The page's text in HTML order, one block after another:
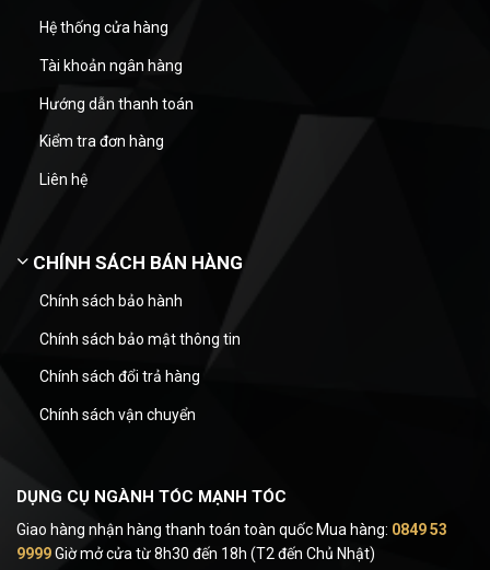
Hệ thống cửa hàng
Tài khoản ngân hàng
Hướng dẫn thanh toán
Kiểm tra đơn hàng
Liên hệ
CHÍNH SÁCH BÁN HÀNG
Chính sách bảo hành
Chính sách bảo mật thông tin
Chính sách đổi trả hàng
Chính sách vận chuyển
DỤNG CỤ NGÀNH TÓC MẠNH TÓC
Giao hàng nhận hàng thanh toán toàn quốc Mua hàng: 0849 53
9999Giờ mở cửa từ 8h30 đến 18h (T2 đến Chủ Nhật)